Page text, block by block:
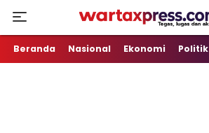
WartaXpress
Tegas, Lugas dan Akurat
Beranda Nasional Ekonomi Politik